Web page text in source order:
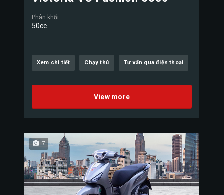
Phân khối
50cc
Xem chi tiết Chạy thử Tư vấn qua điện thoại
View more
7